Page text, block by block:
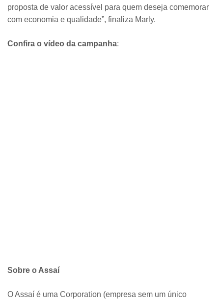
proposta de valor acessível para quem deseja comemorar
com economia e qualidade”, finaliza Marly.
Confira o vídeo da campanha:
Sobre o Assaí
O Assaí é uma Corporation (empresa sem um único